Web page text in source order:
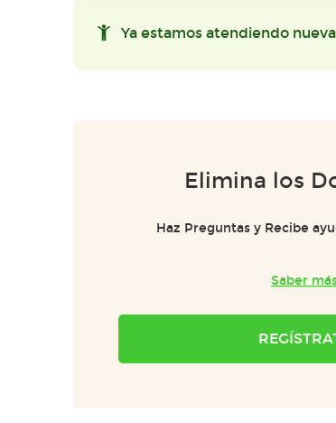
Ya estamos atendiendo
Elimina los
Haz Preguntas y Recibe
Saber